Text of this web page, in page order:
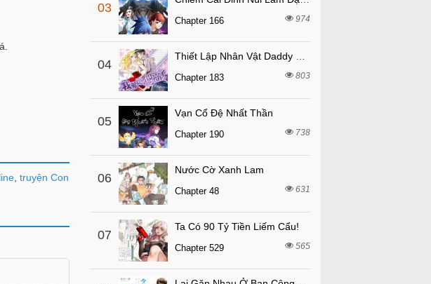
truyện Con
03
Chapter 166 974
04
Chapter 183 803
05
Vạn Cổ Đệ Nhất Thần
Chapter 190 738
06
Nước Cờ Xanh Lam
Chapter 48 631
07
Ta Có 90 Tỷ Tiền Liếm Cẩu!
Chapter 529 565